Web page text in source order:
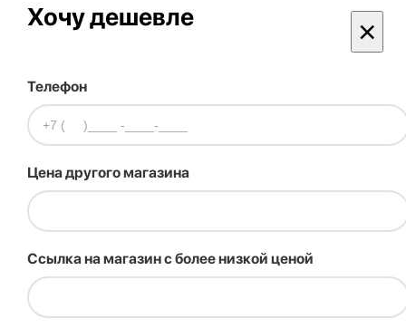
Хочу дешевле ×
Телефон
Цена другого магазина
Ссылка на магазин с более низкой ценой